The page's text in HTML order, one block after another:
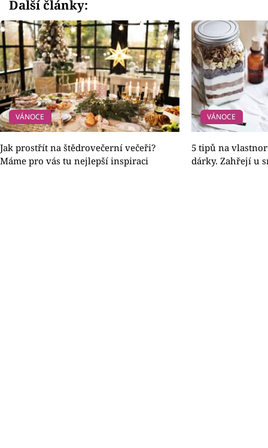
Další články:
VÁNOCE
Jak prostřít na štědrovečerní večeři?
Máme pro vás tu nejlepší inspiraci
VÁNOCE
5 tipů na
dárky. Zahřejí u